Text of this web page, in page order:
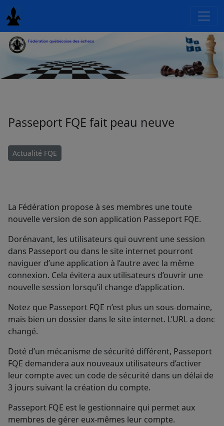
Passeport FQE fait peau neuve
Actualité FQE
La Fédération propose à ses membres une toute
nouvelle version de son application Passeport FQE.
Dorénavant, les utilisateurs qui ouvrent une session
dans Passeport ou dans le site internet pourront
naviguer d’une application à l’autre avec la même
connexion. Cela évitera aux utilisateurs d’ouvrir une
nouvelle session lorsqu’il change d’application.
Notez que Passeport FQE n’est plus un sous-domaine,
mais bien un dossier dans le site internet. L’URL a donc
changé.
Doté d’un mécanisme de sécurité différent, Passeport
FQE demandera aux nouveaux utilisateurs d’activer
leur compte avec un code de sécurité dans un délai de
3 jours suivant la création du compte.
Passeport FQE est le gestionnaire qui permet aux
membres de gérer eux-mêmes leur compte.